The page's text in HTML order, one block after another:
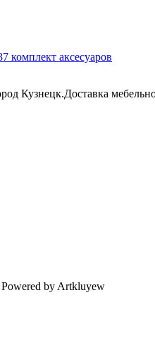
комплект аксесуаров
Кузнецк.Доставка
by Artkluyew